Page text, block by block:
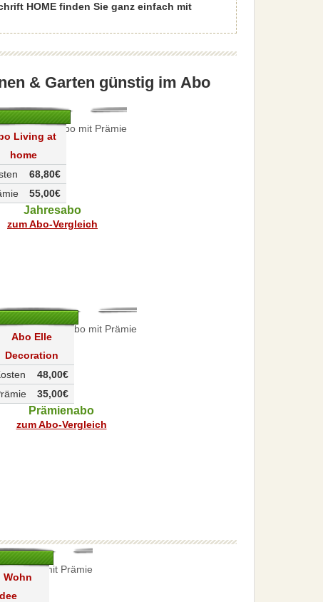
HOME finden Sie ganz einfach mit
& Garten günstig im Abo
Living at
home
68,80€
55,00€
Jahresabo
zum Abo-Vergleich
Abo Elle
Decoration
48,00€
35,00€
Prämienabo
zum Abo-Vergleich
Wohn